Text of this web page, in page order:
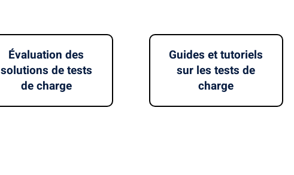
Évaluation des
solutions de tests
de charge
Guides et tutoriels
sur les tests de
charge